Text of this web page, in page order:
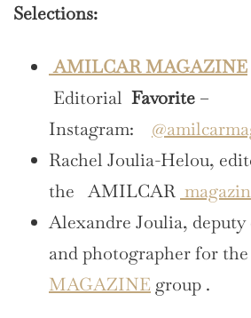
Selections:
AMILCAR MAGAZINE
Editorial Favorite –
Instagram:
Rachel Joulia-Helou,
the AMILCAR
Alexandre Joulia,
and photographer for the
MAGAZINE group .